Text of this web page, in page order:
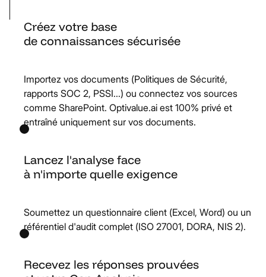
Créez votre base
de connaissances sécurisée
Importez vos documents (Politiques de Sécurité,
rapports SOC 2, PSSI...) ou connectez vos sources
comme SharePoint. Optivalue.ai est 100% privé et
entraîné uniquement sur vos documents.
Lancez l'analyse face
à n'importe quelle exigence
Soumettez un questionnaire client (Excel, Word) ou un
référentiel d'audit complet (ISO 27001, DORA, NIS 2).
Recevez les réponses prouvées